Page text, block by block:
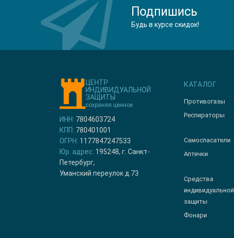
Подпишись
Будь в курсе скидок!
ЦЕНТР
ИНДИВИДУАЛЬНОЙ
ЗАЩИТЫ
сохраняя ценное
ИНН: 7804603724
КПП: 780401001
ОГРН: 1177847247533
Юр. адрес: 195248, г. Санкт-
Петербург,
Уманский переулок д.73
КАТАЛОГ
Противогазы
Респираторы
Самоспасатели
Аптечки
Средства
индивидуальной
защиты
Фонари